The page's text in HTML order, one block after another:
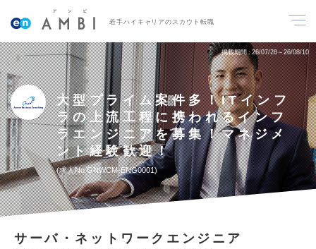
若手ハイキャリアのスカウト転職
掲載期間 26/07/28～26/08/10
大型プライム案件多！ITインフ
ラの上流工程に携われるインフ
ラエンジニアを募集！マネジメ
ント経験歓迎！
求人No.GNWCM-ENG0001
サーバ・ネットワークエンジニア